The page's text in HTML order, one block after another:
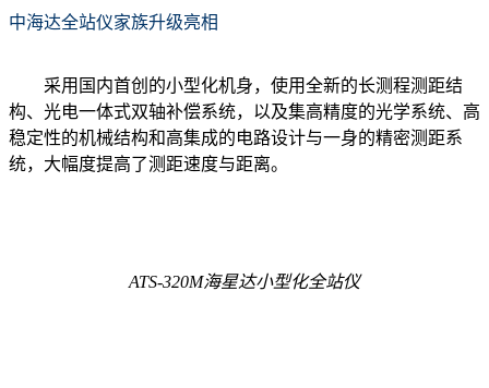
中海达全站仪家族升级亮相
采用国内首创的小型化机身，使用全新的长测程测距结
构、光电一体式双轴补偿系统，以及集高精度的光学系统、高
稳定性的机械结构和高集成的电路设计与一身的精密测距系
统，大幅度提高了测距速度与距离。
ATS-320M海星达小型化全站仪